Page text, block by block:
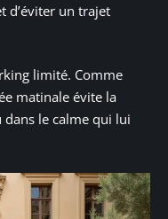
d’éviter un trajet
limité. Comme
matinale évite la
le calme qui lui